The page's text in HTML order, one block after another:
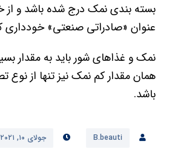
بسته بندی نمک درج شده باشد و از
عنوان «صادراتی صنعتی» خودداری
نمک و غذاهای شور باید به مقدار
همان مقدار کم نمک نیز تنها از نوع
باشد.
B.beauti جولای ۱۰, ۲۰۲۱